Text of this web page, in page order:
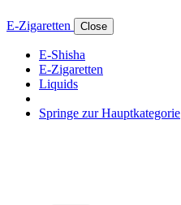
E-Zigaretten Close
E-Shisha
E-Zigaretten
Liquids
Springe zur Hauptkategorie